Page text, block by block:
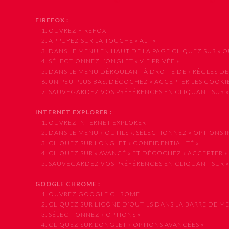
FIREFOX :
1. OUVREZ FIREFOX
2. APPUYEZ SUR LA TOUCHE « ALT »
3. DANS LE MENU EN HAUT DE LA PAGE CLIQUEZ SUR «
4. SÉLECTIONNEZ L’ONGLET « VIE PRIVÉE »
5. DANS LE MENU DÉROULANT À DROITE DE « RÈGLES DE
6. UN PEU PLUS BAS, DÉCOCHEZ « ACCEPTER LES
7. SAUVEGARDEZ VOS PRÉFÉRENCES EN CLIQUANT SUR
INTERNET EXPLORER :
1. OUVREZ INTERNET EXPLORER
2. DANS LE MENU « OUTILS », SÉLECTIONNEZ « OPTIONS
3. CLIQUEZ SUR L’ONGLET « CONFIDENTIALITÉ »
4. CLIQUEZ SUR « AVANCÉ » ET DÉCOCHEZ « ACCEPTER »
5. SAUVEGARDEZ VOS PRÉFÉRENCES EN CLIQUANT SUR
GOOGLE CHROME :
1. OUVREZ GOOGLE CHROME
2. CLIQUEZ SUR L’ICÔNE D’OUTILS DANS LA BARRE DE
3. SÉLECTIONNEZ « OPTIONS »
4. CLIQUEZ SUR L’ONGLET « OPTIONS AVANCÉES »